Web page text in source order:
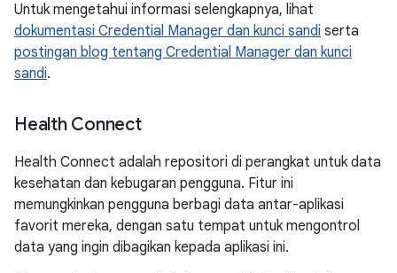
Untuk mengetahui informasi selengkapnya, lihat
dokumentasi Credential Manager dan kunci sandi serta
postingan blog tentang Credential Manager dan kunci
sandi.
Health Connect
Health Connect adalah repositori di perangkat untuk data
kesehatan dan kebugaran pengguna. Fitur ini
memungkinkan pengguna berbagi data antar-aplikasi
favorit mereka, dengan satu tempat untuk mengontrol
data yang ingin dibagikan kepada aplikasi ini.